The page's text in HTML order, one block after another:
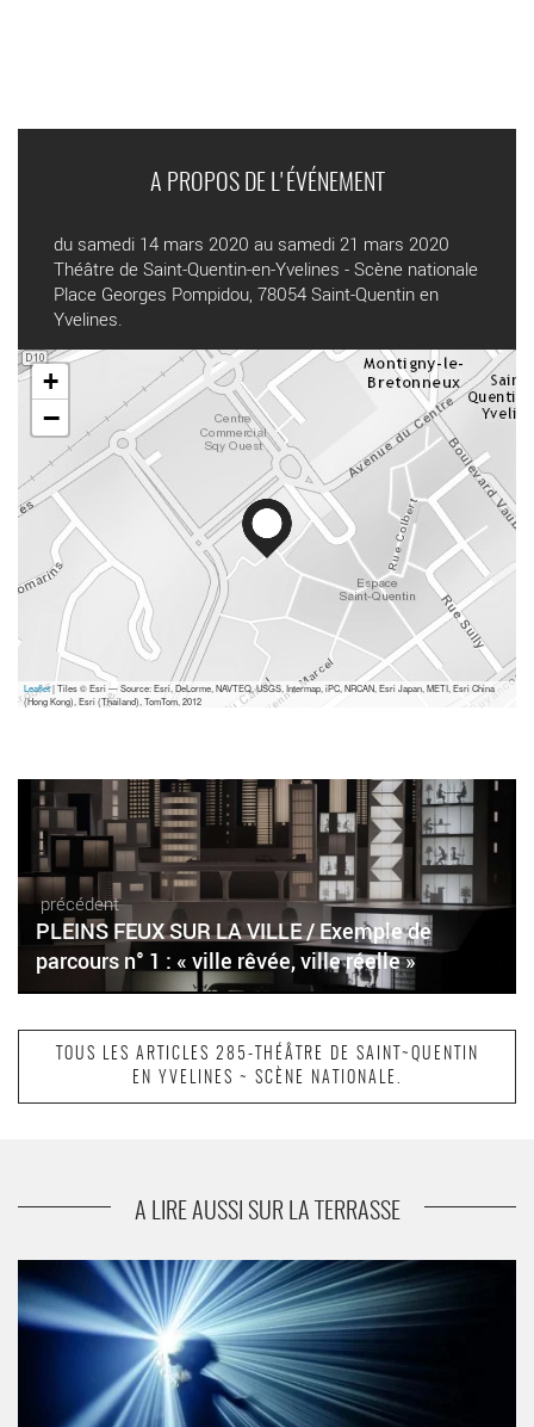
A PROPOS DE L'ÉVÉNEMENT
du samedi 14 mars 2020 au samedi 21 mars 2020
Théâtre de Saint-Quentin-en-Yvelines - Scène nationale
Place Georges Pompidou, 78054 Saint-Quentin en
Yvelines.
+
−
Leaflet| Tiles © Esri — Source: Esri, DeLorme, NAVTEQ, USGS, Intermap, iPC, NRCAN, Esri Japan, METI, Esri China
(Hong Kong), Esri (Thailand), TomTom, 2012
précédent
PLEINS FEUX SUR LA VILLE / Exemple de
parcours n° 1 : « ville rêvée, ville réelle »
TOUS LES ARTICLES 285-THÉÂTRE DE SAINT~QUENTIN
EN YVELINES ~ SCÈNE NATIONALE.
A LIRE AUSSI SUR LA TERRASSE
PLEINS FEUX SUR LA VILLE / Exemple de parcours n° 2 : «
Villes inclusives, villes exclusives » - Critique sortie Théâtre
Saint-Quentin-en-Yvelines Théâtre de Saint-Quentin-en-Yvelines -